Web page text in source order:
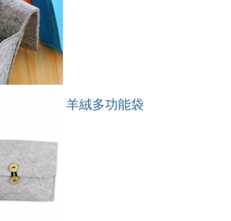
羊絨多功能袋